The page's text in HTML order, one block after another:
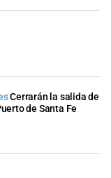
Cerrarán la salida de
de Santa Fe